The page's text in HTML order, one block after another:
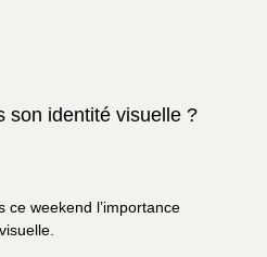
son identité visuelle ?
ce weekend l’importance